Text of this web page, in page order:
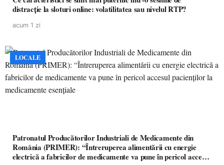
distracție la sloturi online: volatilitatea sau nivelul RTP?
acum 1 zi
LOCALE
Patronatul Producătorilor Industriali de Medicamente din
România (PRIMER): “Întreruperea alimentării cu energie
electrică a fabricilor de medicamente va pune în pericol accesul